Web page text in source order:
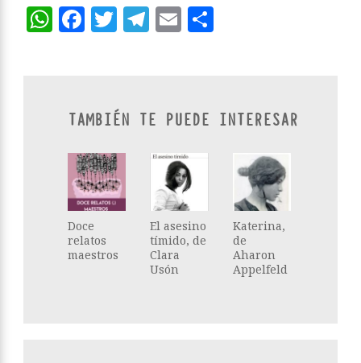
WhatsApp
Facebook
Twitter
Telegram
Email
TAMBIÉN TE PUEDE INTERESAR
Doce
relatos
maestros
El asesino
tímido, de
Clara
Usón
Katerina,
de
Aharon
Appelfeld